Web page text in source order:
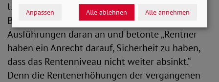
Ursula Engelen-Kefer, die Vorsitzende des SoVD
Berlin-Brandenburg, schloss mit ihren
Ausführungen daran an und betonte „Rentner
haben ein Anrecht darauf, Sicherheit zu haben,
dass das Rentenniveau nicht weiter absinkt.“
Denn die Rentenerhöhungen der vergangenen
Anpassen Alle ablehnen Alle annehmen